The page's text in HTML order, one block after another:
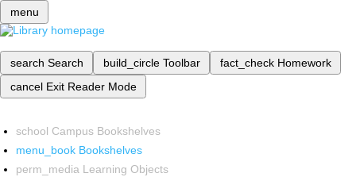
menu
search Search build_circle Toolbar fact_check Homework
cancel Exit Reader Mode
school Campus Bookshelves
menu_book Bookshelves
perm_media Learning Objects